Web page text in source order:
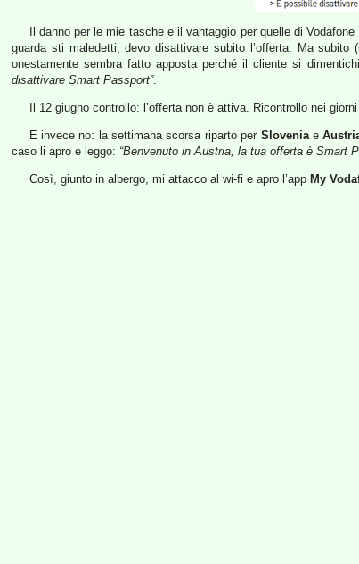
Il danno per le mie tasche e il vantaggio per quelle di
guarda sti maledetti, devo disattivare subito l’offerta. Ma
onestamente sembra fatto apposta perché il cliente si
disattivare Smart Passport”.
Il 12 giugno controllo: l’offerta non è attiva. Ricontrollo nei
E invece no: la settimana scorsa riparto per Sloveniae
caso li apro e leggo: “Benvenuto in Austria, la tua offerta è Smart
Così, giunto in albergo, mi attacco al wi-fi e apro l’app My